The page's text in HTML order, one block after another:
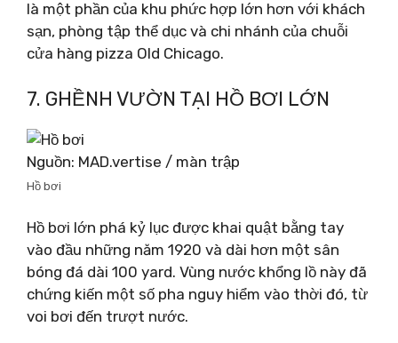
là một phần của khu phức hợp lớn hơn với khách
sạn, phòng tập thể dục và chi nhánh của chuỗi
cửa hàng pizza Old Chicago.
7. GHỀNH VƯỜN TẠI HỒ BƠI LỚN
Nguồn: MAD.vertise / màn trập
Hồ bơi
Hồ bơi lớn phá kỷ lục được khai quật bằng tay
vào đầu những năm 1920 và dài hơn một sân
bóng đá dài 100 yard. Vùng nước khổng lồ này đã
chứng kiến ​​​​một số pha nguy hiểm vào thời đó, từ
voi bơi đến trượt nước.